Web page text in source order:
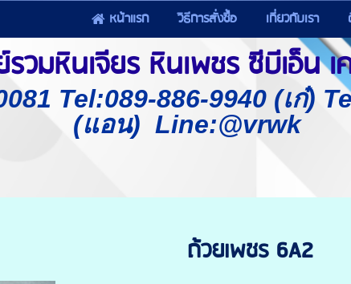
หน้าแรก วิธีการสั่งซื้อ เกี่ยวกับเรา
วมหินเจียร หินเพชร ซีบีเอ็น
Tel:089-886-9940 (เก๋)
(แอน) Line:@vrwk
ถ้วยเพชร 6A2